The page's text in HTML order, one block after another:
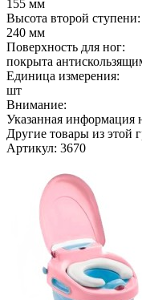
155 мм
Высота второй ступени:
240 мм
Поверхность для ног:
покрыта
Единица измерения:
шт
Внимание:
Указанная информация
Другие товары из этой
Артикул: 3670